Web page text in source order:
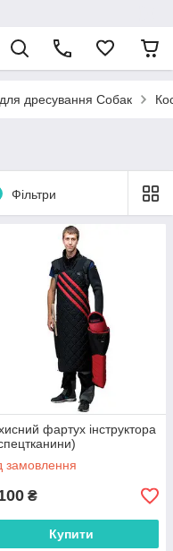
дресування Собак
Фільтри
фартух інструктора
замовлення
₴
Купити